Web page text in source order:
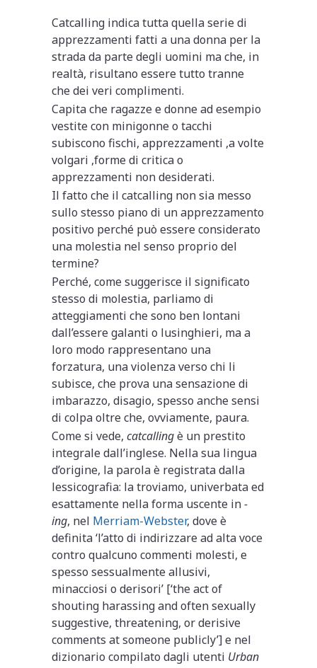
Catcalling indica tutta quella serie di
apprezzamenti fatti a una donna per la
strada da parte degli uomini ma che, in
realtà, risultano essere tutto tranne
che dei veri complimenti.
Capita che ragazze e donne ad esempio
vestite con minigonne o tacchi
subiscono fischi, apprezzamenti ,a volte
volgari ,forme di critica o
apprezzamenti non desiderati.
Il fatto che il catcalling non sia messo
sullo stesso piano di un apprezzamento
positivo perché può essere considerato
una molestia nel senso proprio del
termine?
Perché, come suggerisce il significato
stesso di molestia, parliamo di
atteggiamenti che sono ben lontani
dall’essere galanti o lusinghieri, ma a
loro modo rappresentano una
forzatura, una violenza verso chi li
subisce, che prova una sensazione di
imbarazzo, disagio, spesso anche sensi
di colpa oltre che, ovviamente, paura.
Come si vede,catcallingè un prestito
integrale dall’inglese. Nella sua lingua
d’origine, la parola è registrata dalla
lessicografia: la troviamo, univerbata ed
esattamente nella forma uscente in-
ing, nel Merriam-Webster, dove è
definita ‘l’atto di indirizzare ad alta voce
contro qualcuno commenti molesti, e
spesso sessualmente allusivi,
minacciosi o derisori’ [‘the act of
shouting harassing and often sexually
suggestive, threatening, or derisive
comments at someone publicly’] e nel
dizionario compilato dagli utenti Urban